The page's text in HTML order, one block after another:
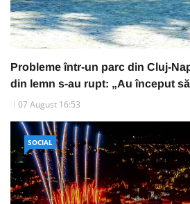
Probleme într-un parc din Cluj-
din lemn s-au rupt: „Au început
07 August 16:53
SOCIAL